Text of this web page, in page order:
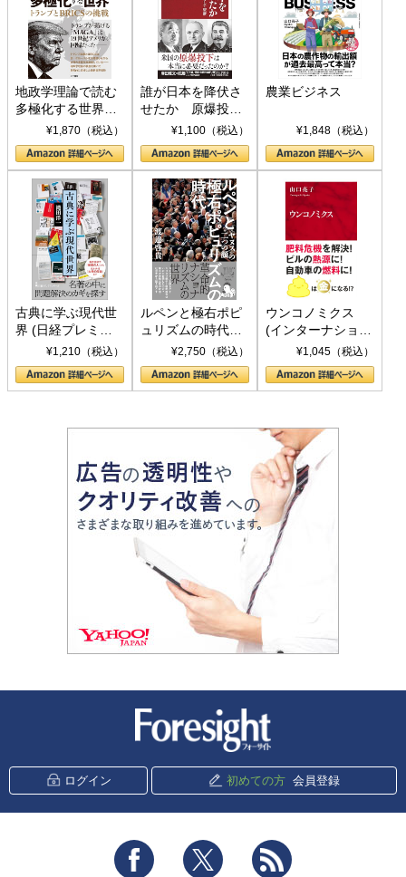
地政学理論で読む
多極化する世界：
トランプとBRICS
の挑戦
¥1,870（税込）
誰が日本を降伏さ
せたか 原爆投
下、ソ連参戦、そ
して聖断 (PHP新
書)
¥1,100（税込）
農業ビジネス
¥1,848（税込）
古典に学ぶ現代世
界 (日経プレミア
シリーズ)¥1,210（税込）
ルペンと極右ポピ
ュリズムの時代：
〈ヤヌス〉の二つ
の顔
¥2,750（税込）
ウンコノミクス
(インターナショナ
ル新書)¥1,045（税込）
ログイン 初めての方 会員登録
Facebook Twitter